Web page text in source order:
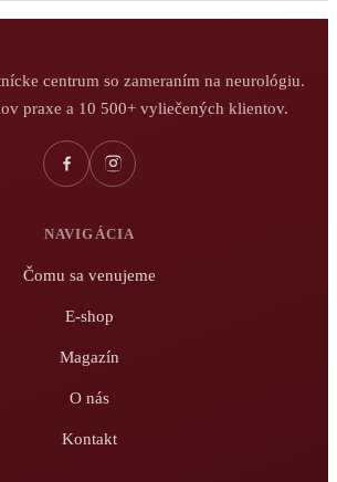
centrum so zameraním na neurológiu.
praxe a 10 500+ vyliečených klientov.
NAVIGÁCIA
Čomu sa venujeme
E-shop
Magazín
O nás
Kontakt